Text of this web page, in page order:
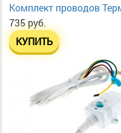
Комплект проводов
735 руб.
КУПИТЬ